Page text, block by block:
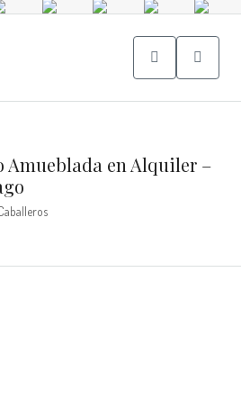
Amueblada en Alquiler –